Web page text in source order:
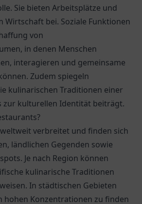
Sie bieten Arbeitsplätze und
Wirtschaft bei. Soziale Funktionen
von
in denen Menschen
interagieren und gemeinsame
Zudem spiegeln
kulinarischen Traditionen einer
zur kulturellen Identität beiträgt.
verbreitet und finden sich
ländlichen Gegenden sowie
Je nach Region können
kulinarische Traditionen
In städtischen Gebieten
hohen Konzentrationen zu finden